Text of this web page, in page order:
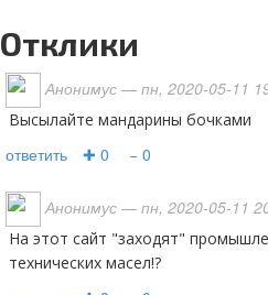
Отклики
Анонимус — пн, 2020-05-11
Высылайте мандарины бочками
ответить ✚ 0 − 0
Анонимус — пн, 2020-05-11
На этот сайт "заходят" промышленные производители
технических масел!?